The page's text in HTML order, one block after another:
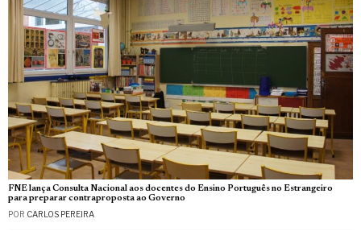
FNE lança Consulta Nacional aos docentes do Ensino Português no Estrangeiro
para preparar contraproposta ao Governo
POR CARLOS PEREIRA